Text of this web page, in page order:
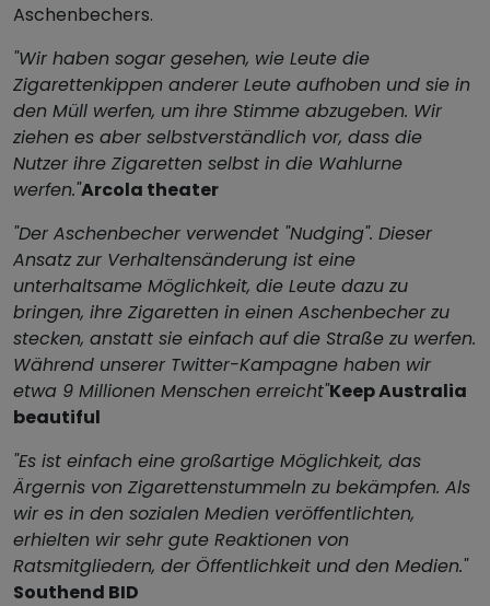
Aschenbechers.
"Wir haben sogar gesehen, wie Leute die
Zigarettenkippen anderer Leute aufhoben und sie in
den Müll werfen, um ihre Stimme abzugeben. Wir
ziehen es aber selbstverständlich vor, dass die
Nutzer ihre Zigaretten selbst in die Wahlurne
werfen."Arcola theater
"Der Aschenbecher verwendet "Nudging". Dieser
Ansatz zur Verhaltensänderung ist eine
unterhaltsame Möglichkeit, die Leute dazu zu
bringen, ihre Zigaretten in einen Aschenbecher zu
stecken, anstatt sie einfach auf die Straße zu werfen.
Während unserer Twitter-Kampagne haben wir
etwa 9 Millionen Menschen erreicht"Keep Australia
beautiful
"Es ist einfach eine großartige Möglichkeit, das
Ärgernis von Zigarettenstummeln zu bekämpfen. Als
wir es in den sozialen Medien veröffentlichten,
erhielten wir sehr gute Reaktionen von
Ratsmitgliedern, der Öffentlichkeit und den Medien."
Southend BID